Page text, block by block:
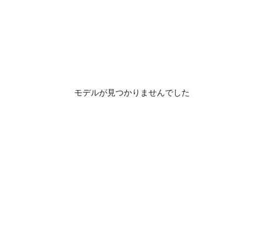
モデルが見つかりませんでした